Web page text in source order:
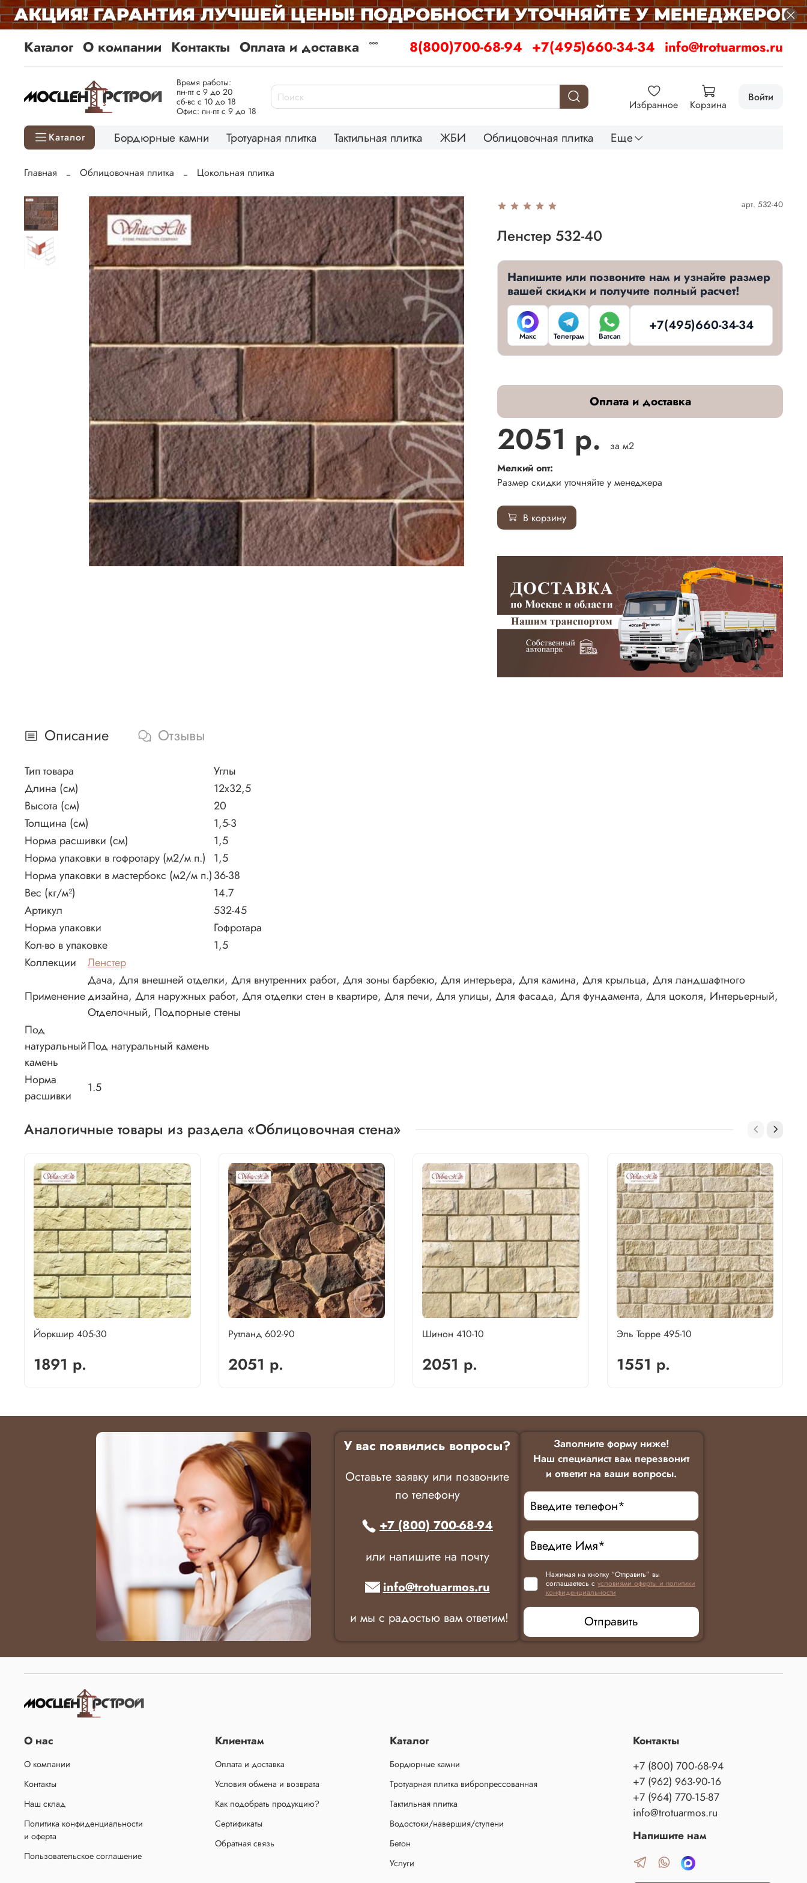
Каталог О компании Контакты Оплата и доставка 8(800)700-68-94 +7(495)660-34-34 info@trotuarmos.ru
Время работы:
пн-пт с 9 до 20
сб-вс с 10 до 18
Офис: пн-пт с 9 до 18
Избранное Корзина
Войти
Каталог Бордюрные камни Тротуарная плитка Тактильная плитка ЖБИ Облицовочная плитка Еще
Главная Облицовочная плитка Цокольная плитка
арт. 532-40
Ленстер 532-40
Напишите или позвоните нам и узнайте размер
вашей скидки и получите полный расчет!
Макс Телеграм Ватсап
+7(495)660-34-34
Оплата и доставка
2051 р.
за м2
Мелкий опт:
Размер скидки уточняйте у менеджера
В корзину
Описание Отзывы
Тип товара
Углы
Длина (см)
12х32,5
Высота (см)
20
Толщина (см)
1,5-3
Норма расшивки (см)
1,5
Норма упаковки в гофротару (м2/м п.)
1,5
Норма упаковки в мастербокс (м2/м п.)36-38
Вес (кг/м²)
14.7
Артикул
532-45
Норма упаковки
Гофротара
Кол-во в упаковке
1,5
Коллекции
Ленстер
Применение
Дача, Для внешней отделки, Для внутренних работ, Для зоны барбекю, Для интерьера, Для камина, Для крыльца, Для ландшафтного
дизайна, Для наружных работ, Для отделки стен в квартире, Для печи, Для улицы, Для фасада, Для фундамента, Для цоколя, Интерьерный,
Отделочный, Подпорные стены
Под
натуральный
камень
Под натуральный камень
Норма
расшивки
1.5
Аналогичные товары из раздела «Облицовочная стена»
Йоркшир 405-30
1891 р.
Рутланд 602-90
2051 р.
Шинон 410-10
2051 р.
Эль Торре 495-10
1551 р.
У вас появились вопросы?
Оставьте заявку или позвоните
по телефону
+7 (800) 700-68-94
или напишите на почту
info@trotuarmos.ru
и мы с радостью вам ответим!
Заполните форму ниже!
Наш специалист вам перезвонит
и ответит на ваши вопросы.
Нажимая на кнопку “Отправить” вы
соглашаетесь с условиями оферты и политики
конфиденциальности
Отправить
О нас
О компании
Контакты
Наш склад
Политика конфиденциальности
и оферта
Пользовательское соглашение
Клиентам
Оплата и доставка
Условия обмена и возврата
Как подобрать продукцию?
Сертификаты
Обратная связь
Каталог
Бордюрные камни
Тротуарная плитка вибропрессованная
Тактильная плитка
Водостоки/навершия/ступени
Бетон
Услуги
Контакты
+7 (800) 700-68-94
+7 (962) 963-90-16
+7 (964) 770-15-87
info@trotuarmos.ru
Напишите нам